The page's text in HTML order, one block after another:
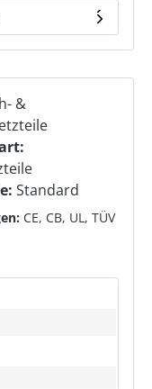
&
Standard
CE, CB, UL, TÜV